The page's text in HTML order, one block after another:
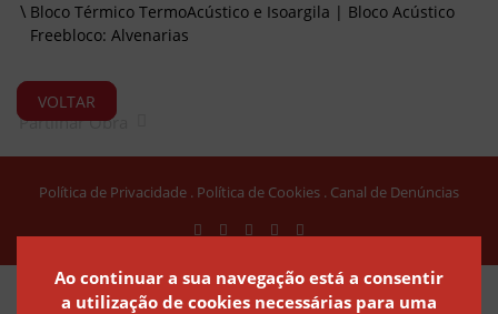
Bloco Térmico TermoAcústico e Isoargila | Bloco Acústico
Freebloco: Alvenarias
VOLTAR
Partilhar Obra
Política de Privacidade Política de Cookies Canal de Denúncias
Ao continuar a sua navegação está a consentir
a utilização de cookies necessárias para uma